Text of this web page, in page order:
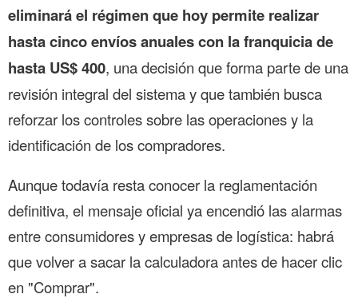
eliminará el régimen que hoy permite realizar
hasta cinco envíos anuales con la franquicia de
hasta US$ 400, una decisión que forma parte de una
revisión integral del sistema y que también busca
reforzar los controles sobre las operaciones y la
identificación de los compradores.
Aunque todavía resta conocer la reglamentación
definitiva, el mensaje oficial ya encendió las alarmas
entre consumidores y empresas de logística: habrá
que volver a sacar la calculadora antes de hacer clic
en "Comprar".